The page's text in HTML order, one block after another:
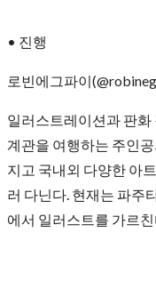
• 진행
로빈에그파이
일러스트레이션과 판화
계관을 여행하는 주인
지고 국내외 다양한 아
러 다닌다. 현재는 파주
에서 일러스트를 가르